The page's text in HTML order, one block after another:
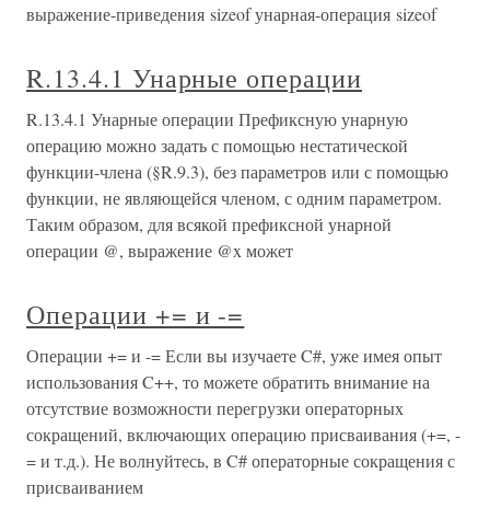
выражение-приведения sizeof унарная-операция sizeof
R.13.4.1 Унарные операции
R.13.4.1 Унарные операции Префиксную унарную
операцию можно задать с помощью нестатической
функции-члена (§R.9.3), без параметров или с помощью
функции, не являющейся членом, с одним параметром.
Таким образом, для всякой префиксной унарной
операции @, выражение @x может
Операции += и -=
Операции += и -= Если вы изучаете C#, уже имея опыт
использования C++, то можете обратить внимание на
отсутствие возможности перегрузки операторных
сокращений, включающих операцию присваивания (+=, -
= и т.д.). Не волнуйтесь, в C# операторные сокращения с
присваиванием